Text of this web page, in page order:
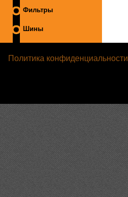
Фильтры
Шины
Политика конфиденциальности